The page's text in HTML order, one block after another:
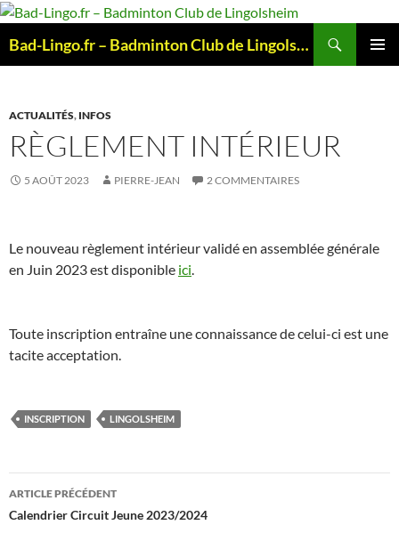
Aller
contenu
Bad-Lingo.fr – Badminton Club de Lingolsheim
ACTUALITÉS, INFOS
RÈGLEMENT INTÉRIEUR
5 AOÛT 2023 PIERRE-JEAN 2 COMMENTAIRES
Le nouveau règlement intérieur validé en assemblée générale
en Juin 2023 est disponible ici.
Toute inscription entraîne une connaissance de celui-ci est une
tacite acceptation.
INSCRIPTION LINGOLSHEIM
Navigation
des
ARTICLE PRÉCÉDENT
Calendrier Circuit Jeune 2023/2024